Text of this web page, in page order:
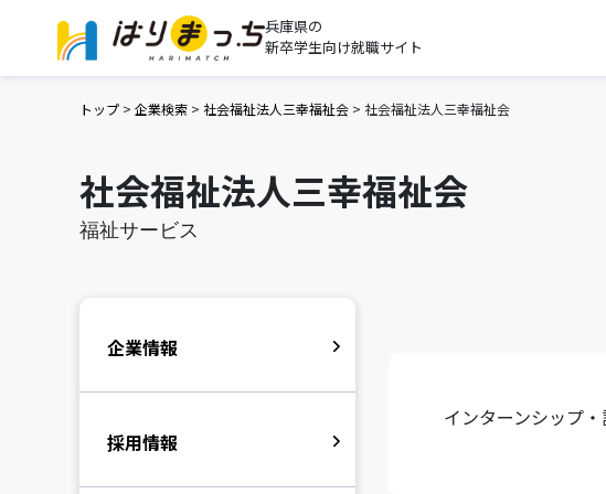
兵庫県の
新卒学生向け就職サイト
トップ > 企業検索 > 社会福祉法人三幸福祉会 > 社会福祉法人三幸福祉会
社会福祉法人三幸福祉会
福祉サービス
インターンシップ
企業情報
採用情報